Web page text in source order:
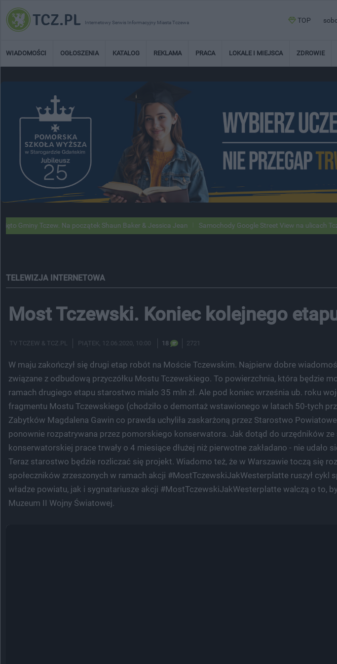
Internetowy Serwis Informacyjny Miasta Tczewa TOP
WIADOMOŚCI OGŁOSZENIA KATALOG REKLAMA PRACA LOKALE I MIEJSCA ZDROWIE
Na początek Shaun Baker & Jessica Jean Samochody Google Street View na ulicach Tczewa.
TELEWIZJA INTERNETOWA
Most Tczewski. Koniec kolejnego
TV TCZEW & TCZ.PL PIĄTEK , 12.06.2020, 10:00 18 2721
W maju zakończył się drugi etap robót na Moście Tczewskim. Najpierw dobre
związane z odbudową przyczółku Mostu Tczewskiego. To powierzchnia, która będzie
ramach drugiego etapu starostwo miało 35 mln zł. Ale pod koniec września ub. roku
fragmentu Mostu Tczewskiego (chodziło o demontaż wstawionego w latach 50-tych
Zabytków Magdalena Gawin co prawda uchyliła zaskarżoną przez Starostwo
ponownie rozpatrywana przez pomorskiego konserwatora. Jak dotąd do urzędników
konserwatorskiej prace trwały o 4 miesiące dłużej niż pierwotne zakładano - nie
Teraz starostwo będzie rozliczać się projekt. Wiadomo też, że w Warszawie toczą się
społeczników zrzeszonych w ramach akcji #MostTczewskiJakWesterplatte ruszył
władze powiatu, jak i sygnatariusze akcji #MostTczewskiJakWesterplatte walczą o to,
Muzeum II Wojny Światowej.